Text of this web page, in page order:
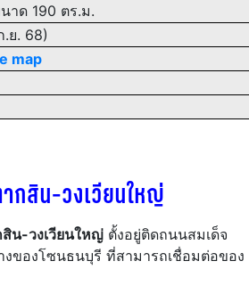
าด 190 ตร.ม.
ย. 68)
map
ากสิน-วงเวียนใหญ่
น-วงเวียนใหญ่ ตั้งอยู่ติดถนนสมเด็จ
งของโซนธนบุรี ที่สามารถเชื่อมต่อของ